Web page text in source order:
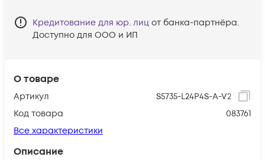
О товаре
Артикул
S5735-L24P4S-A-V2
Код товара
083761
Все характеристики
Описание
Кредитование для юр. лиц от банка-партнёра.
Доступно для ООО и ИП